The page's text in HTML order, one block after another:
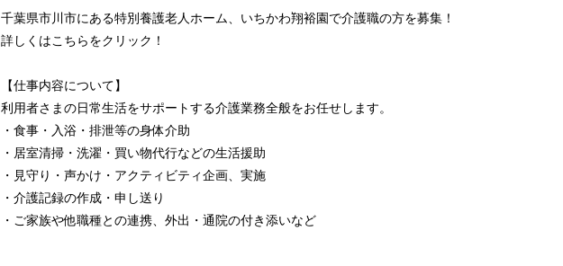
千葉県市川市にある特別養護老人ホーム、いちかわ翔裕園で介護職の方を募集！
詳しくはこちらをクリック！
【仕事内容について】
利用者さまの日常生活をサポートする介護業務全般をお任せします。
・食事・入浴・排泄等の身体介助
・居室清掃・洗濯・買い物代行などの生活援助
・見守り・声かけ・アクティビティ企画、実施
・介護記録の作成・申し送り
・ご家族や他職種との連携、外出・通院の付き添いなど